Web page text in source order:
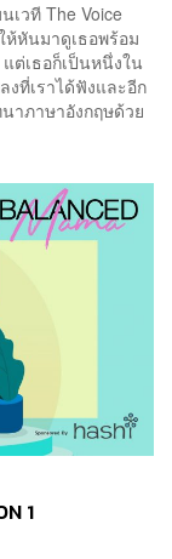
เวที The Voice
หันมาดูเธอพร้อม
ต่เธอก็เป็นหนึ่งใน
ที่เราได้ฟังและอีก
าภาษาอังกฤษด้วย
1